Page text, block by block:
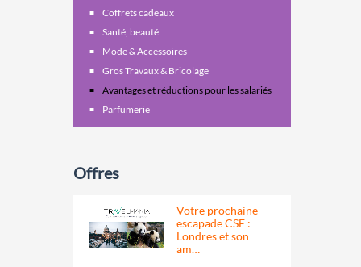
Coffrets cadeaux
Santé, beauté
Mode & Accessoires
Gros Travaux & Bricolage
Avantages et réductions pour les salariés
Parfumerie
Offres
Votre prochaine
escapade CSE :
Londres et son
am…